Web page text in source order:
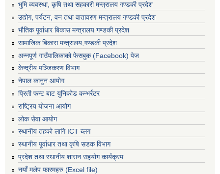
भुमि व्यवस्था, कृषि तथा सहकारी मन्त्रालय गण्डकी प्रदेश
उद्योग, पर्यटन, वन तथा वातावरण मन्त्रालय गण्डकी प्रदेश
भौतिक पूर्वाधार बिकास मन्त्रालय गण्डकी प्रदेश
सामाजिक बिकास मन्त्रालय,गण्डकी प्रदेश
अन्नपूर्ण गाउँपालिकाको फेसबुक (Facebook) पेज
केन्द्रीय पञ्जिकरण विभाग
नेपाल कानुन आयोग
प्रिती फन्ट बाट युनिकोड कन्भर्रटर
राष्ट्रिय योजना आयोग
लोक सेवा आयोग
स्थानीय तहको लागि ICT ब्लग
स्थानीय पूर्वाधार तथा कृषि सडक विभाग
प्रदेश तथा स्थानीय शासन सहयोग कार्यक्रम
नयाँ मलेप फारमहरु (Excel file)